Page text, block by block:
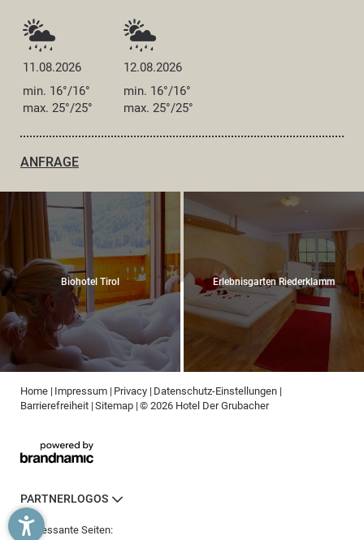
11.08.2026
12.08.2026
min. 16°/16°
max. 25°/25°
min. 16°/16°
max. 25°/25°
ANFRAGE
Biohotel Tirol Erlebnisgarten Riederklamm
Home | Impressum | Privacy | Datenschutz-Einstellungen |
Barrierefreiheit | Sitemap | © 2026 Hotel Der Grubacher
PARTNERLOGOS
Interessante Seiten: